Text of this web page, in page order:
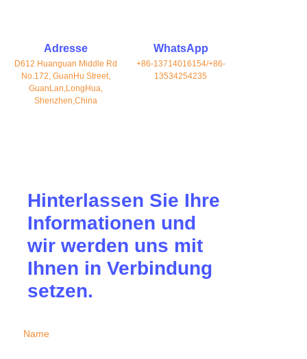
Adresse
D612 Huanguan Middle Rd
No.172, GuanHu Street,
GuanLan,LongHua,
Shenzhen,China
WhatsApp
+86-13714016154/+86-
13534254235
Hinterlassen Sie Ihre
Informationen und
wir werden uns mit
Ihnen in Verbindung
setzen.
Name